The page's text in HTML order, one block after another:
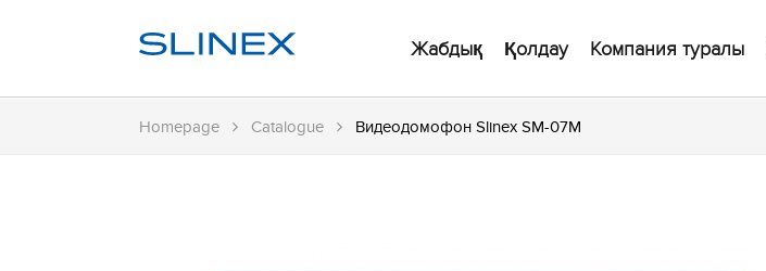
Жабдық Қолдау Компания туралы
Homepage Catalogue Видеодомофон Slinex SM-07M